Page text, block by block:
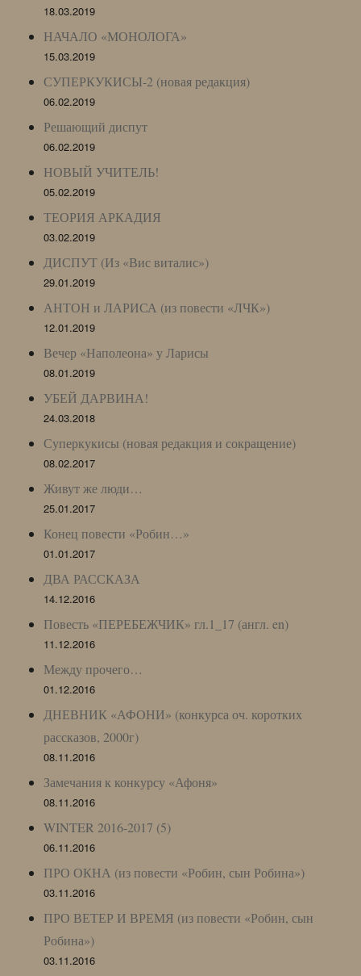
18.03.2019
НАЧАЛО «МОНОЛОГА»
15.03.2019
СУПЕРКУКИСЫ-2 (новая редакция)
06.02.2019
Решающий диспут
06.02.2019
НОВЫЙ УЧИТЕЛЬ!
05.02.2019
ТЕОРИЯ АРКАДИЯ
03.02.2019
ДИСПУТ (Из «Вис виталис»)
29.01.2019
АНТОН и ЛАРИСА (из повести «ЛЧК»)
12.01.2019
Вечер «Наполеона» у Ларисы
08.01.2019
УБЕЙ ДАРВИНА!
24.03.2018
Суперкукисы (новая редакция и сокращение)
08.02.2017
Живут же люди…
25.01.2017
Конец повести «Робин…»
01.01.2017
ДВА РАССКАЗА
14.12.2016
Повесть «ПЕРЕБЕЖЧИК» гл.1_17 (англ. en)
11.12.2016
Между прочего…
01.12.2016
ДНЕВНИК «АФОНИ» (конкурса оч. коротких
рассказов, 2000г)
08.11.2016
Замечания к конкурсу «Афоня»
08.11.2016
WINTER 2016-2017 (5)
06.11.2016
ПРО ОКНА (из повести «Робин, сын Робина»)
03.11.2016
ПРО ВЕТЕР И ВРЕМЯ (из повести «Робин, сын
Робина»)
03.11.2016